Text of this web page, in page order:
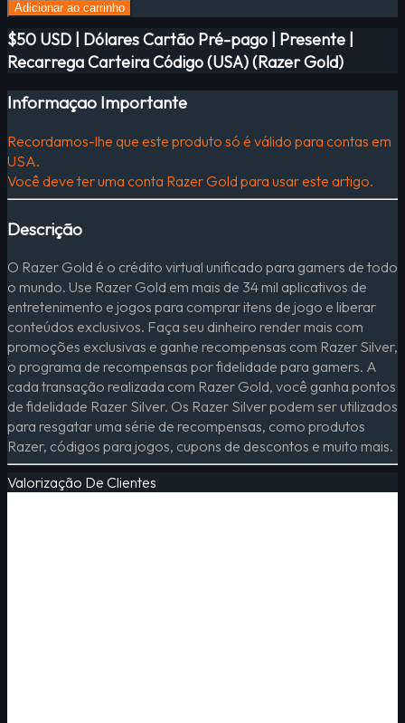
Adicionar ao carrinho
$50 USD | Dólares Cartão Pré-pago | Presente |
Recarrega Carteira Código (USA) (Razer Gold)
Informaçao Importante
Recordamos-lhe que este produto só é válido para contas em
USA.
Você deve ter uma conta Razer Gold para usar este artigo.
Descrição
O Razer Gold é o crédito virtual unificado para gamers de todo
o mundo. Use Razer Gold em mais de 34 mil aplicativos de
entretenimento e jogos para comprar itens de jogo e liberar
conteúdos exclusivos. Faça seu dinheiro render mais com
promoções exclusivas e ganhe recompensas com Razer Silver,
o programa de recompensas por fidelidade para gamers. A
cada transação realizada com Razer Gold, você ganha pontos
de fidelidade Razer Silver. Os Razer Silver podem ser utilizados
para resgatar uma série de recompensas, como produtos
Razer, códigos para jogos, cupons de descontos e muito mais.
Valorização De Clientes